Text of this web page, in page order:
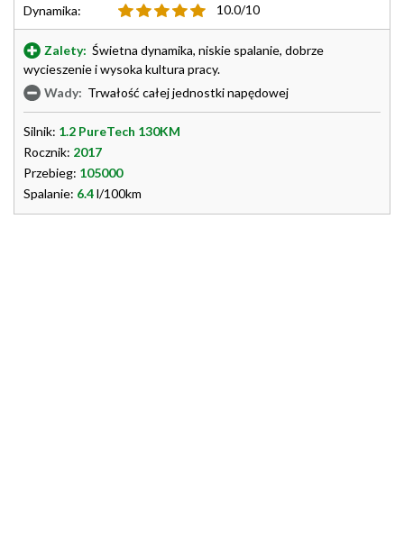
Dynamika:
10.0/10
Zalety: Świetna dynamika, niskie spalanie, dobrze
wycieszenie i wysoka kultura pracy.
Wady: Trwałość całej jednostki napędowej
Silnik: 1.2 PureTech 130KM
Rocznik: 2017
Przebieg: 105000
Spalanie: 6.4l/100km